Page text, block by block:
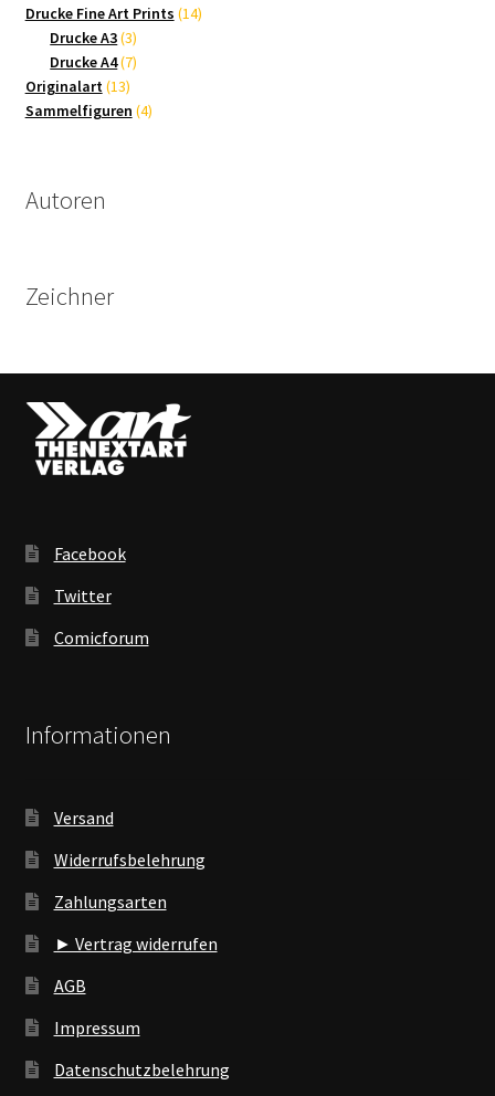
Drucke Fine Art Prints 1414
Drucke A3 33
Produkte
Drucke A4 77
Originalart 1313
Produkte
Sammelfiguren 44
Autoren
Zeichner
Facebook
Twitter
Comicforum
Informationen
Versand
Widerrufsbelehrung
Zahlungsarten
► Vertrag widerrufen
AGB
Impressum
Datenschutzbelehrung